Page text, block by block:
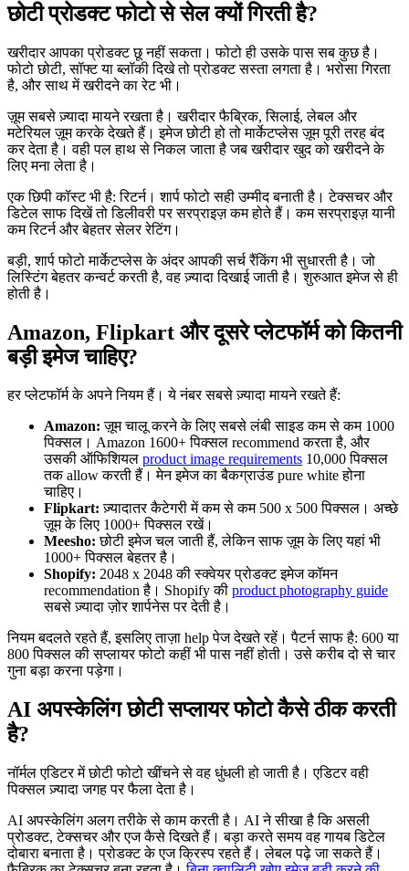
छोटी प्रोडक्ट फोटो से सेल क्यों गिरती है?
खरीदार आपका प्रोडक्ट छू नहीं सकता। फोटो ही उसके पास सब कुछ है।
फोटो छोटी, सॉफ्ट या ब्लॉकी दिखे तो प्रोडक्ट सस्ता लगता है। भरोसा गिरता
है, और साथ में खरीदने का रेट भी।
ज़ूम सबसे ज़्यादा मायने रखता है। खरीदार फैब्रिक, सिलाई, लेबल और
मटेरियल ज़ूम करके देखते हैं। इमेज छोटी हो तो मार्केटप्लेस ज़ूम पूरी तरह बंद
कर देता है। वही पल हाथ से निकल जाता है जब खरीदार खुद को खरीदने के
लिए मना लेता है।
एक छिपी कॉस्ट भी है: रिटर्न। शार्प फोटो सही उम्मीद बनाती है। टेक्सचर और
डिटेल साफ दिखें तो डिलीवरी पर सरप्राइज़ कम होते हैं। कम सरप्राइज़ यानी
कम रिटर्न और बेहतर सेलर रेटिंग।
बड़ी, शार्प फोटो मार्केटप्लेस के अंदर आपकी सर्च रैंकिंग भी सुधारती है। जो
लिस्टिंग बेहतर कन्वर्ट करती है, वह ज़्यादा दिखाई जाती है। शुरुआत इमेज से ही
होती है।
Amazon, Flipkart और दूसरे प्लेटफॉर्म को कितनी
बड़ी इमेज चाहिए?
हर प्लेटफॉर्म के अपने नियम हैं। ये नंबर सबसे ज़्यादा मायने रखते हैं:
Amazon: ज़ूम चालू करने के लिए सबसे लंबी साइड कम से कम 1000
पिक्सल। Amazon 1600+ पिक्सल recommend करता है, और
उसकी ऑफिशियल product image requirements 10,000 पिक्सल
तक allow करती हैं। मेन इमेज का बैकग्राउंड pure white होना
चाहिए।
Flipkart: ज़्यादातर कैटेगरी में कम से कम 500 x 500 पिक्सल। अच्छे
ज़ूम के लिए 1000+ पिक्सल रखें।
Meesho: छोटी इमेज चल जाती हैं, लेकिन साफ ज़ूम के लिए यहां भी
1000+ पिक्सल बेहतर है।
Shopify: 2048 x 2048 की स्क्वेयर प्रोडक्ट इमेज कॉमन
recommendation है। Shopify की product photography guide
सबसे ज़्यादा ज़ोर शार्पनेस पर देती है।
नियम बदलते रहते हैं, इसलिए ताज़ा help पेज देखते रहें। पैटर्न साफ है: 600 या
800 पिक्सल की सप्लायर फोटो कहीं भी पास नहीं होती। उसे करीब दो से चार
गुना बड़ा करना पड़ेगा।
AI अपस्केलिंग छोटी सप्लायर फोटो कैसे ठीक करती
है?
नॉर्मल एडिटर में छोटी फोटो खींचने से वह धुंधली हो जाती है। एडिटर वही
पिक्सल ज़्यादा जगह पर फैला देता है।
AI अपस्केलिंग अलग तरीके से काम करती है। AI ने सीखा है कि असली
प्रोडक्ट, टेक्सचर और एज कैसे दिखते हैं। बड़ा करते समय वह गायब डिटेल
दोबारा बनाता है। प्रोडक्ट के एज क्रिस्प रहते हैं। लेबल पढ़े जा सकते हैं।